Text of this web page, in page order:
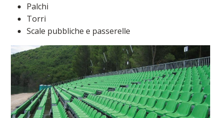
Palchi
Torri
Scale pubbliche e passerelle